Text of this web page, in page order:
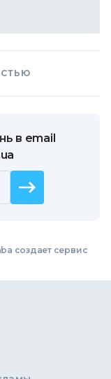
в email
создает сервис